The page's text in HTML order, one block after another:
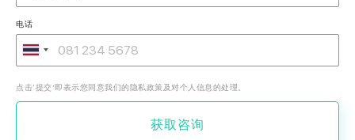
电话
点击‘提交’即表示您同意我们的隐私政策及对个人信息的处理。
获取咨询